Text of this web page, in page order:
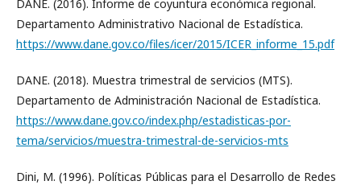
DANE. (2016). Informe de coyuntura económica regional.
Departamento Administrativo Nacional de Estadística.
https://www.dane.gov.co/files/icer/2015/ICER_informe_15.pdf
DANE. (2018). Muestra trimestral de servicios (MTS).
Departamento de Administración Nacional de Estadística.
https://www.dane.gov.co/index.php/estadisticas-por-
tema/servicios/muestra-trimestral-de-servicios-mts
Dini, M. (1996). Políticas Públicas para el Desarrollo de Redes